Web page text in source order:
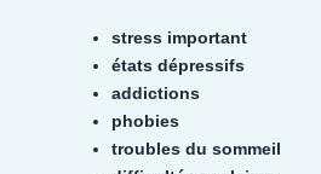
stress important
états dépressifs
addictions
phobies
troubles du sommeil